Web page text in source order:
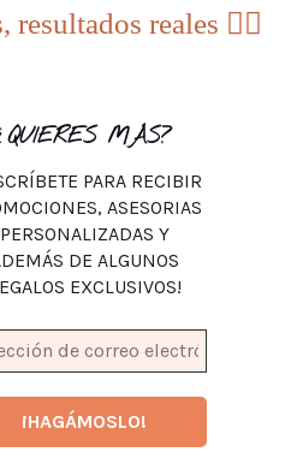
resultados reales 💇‍♀️
MÁS?
PARA RECIBIR
ASESORIAS
PERSONALIZADAS Y
DE ALGUNOS
EXCLUSIVOS!